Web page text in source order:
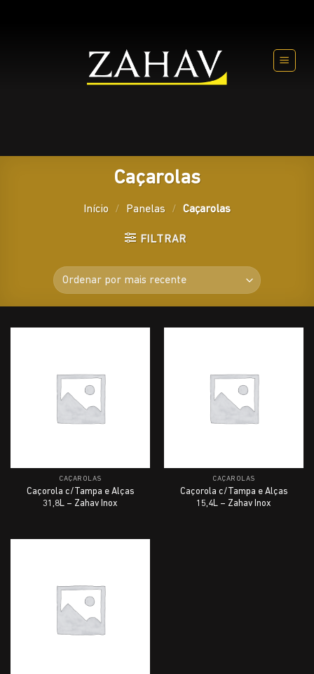
Caçarolas
Início / Panelas / Caçarolas
FILTRAR
CAÇAROLAS
Caçorola c/Tampa e Alças
31,8L – Zahav Inox
CAÇAROLAS
Caçorola c/Tampa e Alças
15,4L – Zahav Inox